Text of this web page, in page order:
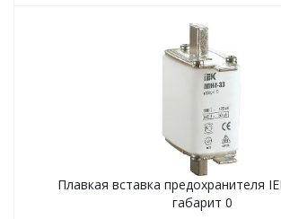
Плавкая вставка предохранителя
габарит 0